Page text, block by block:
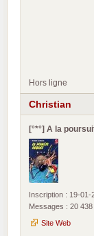
Hors ligne
Christian
[°*°] A la
Inscription : 19-01-
Messages : 20 438
Site Web